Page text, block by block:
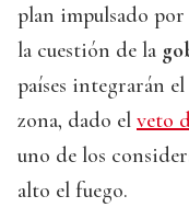
plan impulsado
la cuestión de la
países integrarán el
zona, dado el veto
uno de los
alto el fuego.